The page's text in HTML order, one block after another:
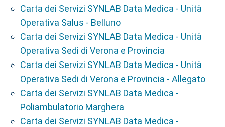
Carta dei Servizi SYNLAB Data Medica - Unità
Operativa Salus - Belluno
Carta dei Servizi SYNLAB Data Medica - Unità
Operativa Sedi di Verona e Provincia
Carta dei Servizi SYNLAB Data Medica - Unità
Operativa Sedi di Verona e Provincia - Allegato
Carta dei Servizi SYNLAB Data Medica -
Poliambulatorio Marghera
Carta dei Servizi SYNLAB Data Medica -